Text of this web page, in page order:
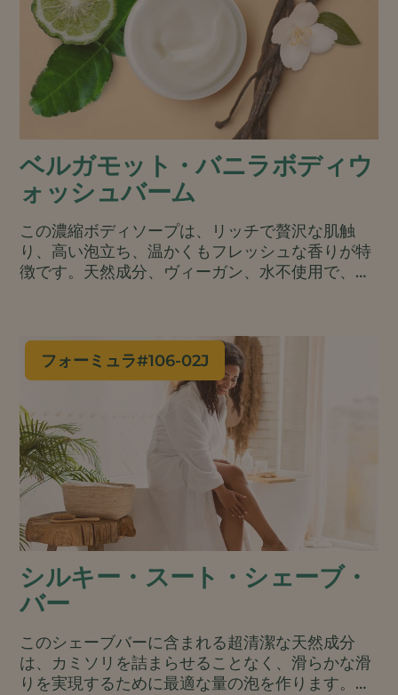
ベルガモット・バニラボディウ
ォッシュバーム
この濃縮ボディソープは、リッチで贅沢な肌触
り、高い泡立ち、温かくもフレッシュな香りが特
徴です。天然成分、ヴィーガン、水不使用で、9
フォーミュラ#106-02J
シルキー・スート・シェーブ・
バー
このシェーブバーに含まれる超清潔な天然成分
は、カミソリを詰まらせることなく、滑らかな滑
りを実現するために最適な量の泡を作ります。無